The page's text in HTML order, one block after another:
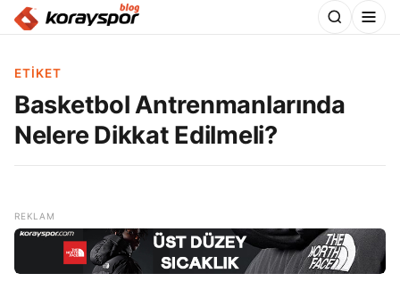
ETIKET
Basketbol Antrenmanlarında
Nelere Dikkat Edilmeli?